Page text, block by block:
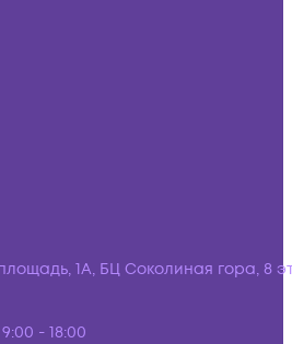
1А, БЦ Соколиная гора, 8
- 18:00